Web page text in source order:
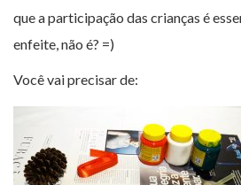
que a participação das crianças é
enfeite, não é? =)
Você vai precisar de: